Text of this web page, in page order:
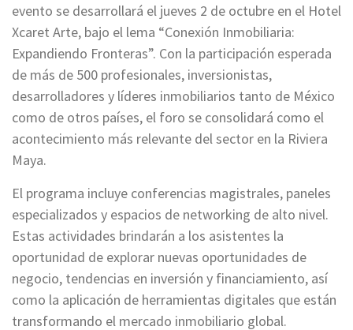
evento se desarrollará el jueves 2 de octubre en el Hotel
Xcaret Arte, bajo el lema “Conexión Inmobiliaria:
Expandiendo Fronteras”. Con la participación esperada
de más de 500 profesionales, inversionistas,
desarrolladores y líderes inmobiliarios tanto de México
como de otros países, el foro se consolidará como el
acontecimiento más relevante del sector en la Riviera
Maya.
El programa incluye conferencias magistrales, paneles
especializados y espacios de networking de alto nivel.
Estas actividades brindarán a los asistentes la
oportunidad de explorar nuevas oportunidades de
negocio, tendencias en inversión y financiamiento, así
como la aplicación de herramientas digitales que están
transformando el mercado inmobiliario global.